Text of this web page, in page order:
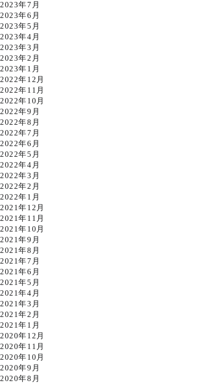
2023年7月
2023年6月
2023年5月
2023年4月
2023年3月
2023年2月
2023年1月
2022年12月
2022年11月
2022年10月
2022年9月
2022年8月
2022年7月
2022年6月
2022年5月
2022年4月
2022年3月
2022年2月
2022年1月
2021年12月
2021年11月
2021年10月
2021年9月
2021年8月
2021年7月
2021年6月
2021年5月
2021年4月
2021年3月
2021年2月
2021年1月
2020年12月
2020年11月
2020年10月
2020年9月
2020年8月